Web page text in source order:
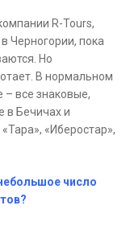
R-Tours,
Черногории, пока
Но
В нормальном
– все знаковые,
в Бечичах и
«Иберостар»,
число